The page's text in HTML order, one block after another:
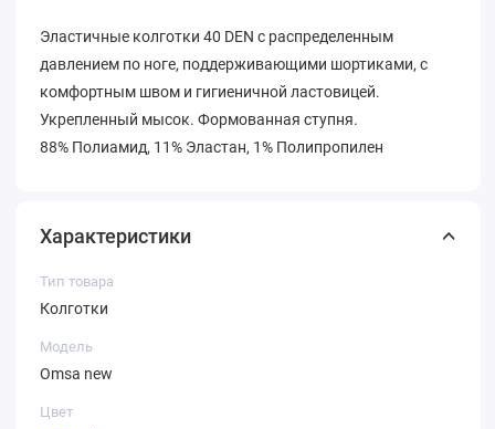
Эластичные колготки 40 DEN с распределенным
давлением по ноге, поддерживающими шортиками, с
комфортным швом и гигиеничной ластовицей.
Укрепленный мысок. Формованная ступня.
88% Полиамид, 11% Эластан, 1% Полипропилен
Характеристики
Тип товара
Колготки
Модель
Omsa new
Цвет